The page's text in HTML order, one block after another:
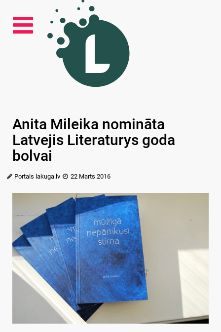
Anita Mileika nomināta
Latvejis Literaturys goda
bolvai
Portals lakuga.lv 22 Marts 2016